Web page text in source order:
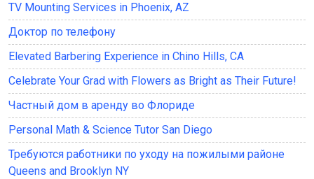
TV Mounting Services in Phoenix, AZ
Доктор по телефону
Elevated Barbering Experience in Chino Hills, CA
Celebrate Your Grad with Flowers as Bright as Their Future!
Частный дом в аренду во Флориде
Personal Math & Science Tutor San Diego
Требуются работники по уходу на пожилыми районе
Queens and Brooklyn NY